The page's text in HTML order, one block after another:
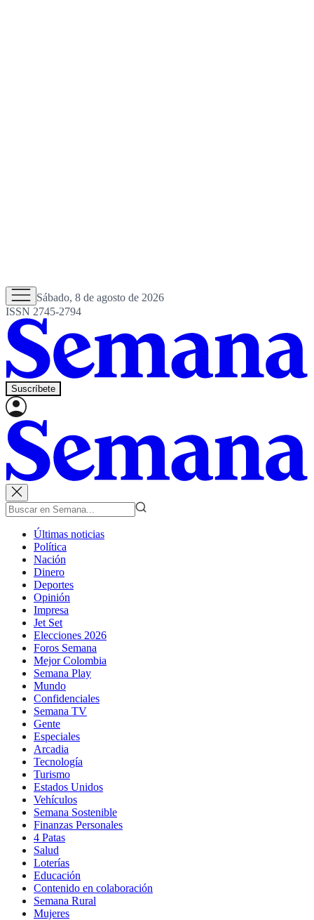
Sábado, 8 de agosto de 2026
ISSN 2745-2794
Suscríbete
Últimas noticias
Política
Nación
Dinero
Deportes
Opinión
Impresa
Jet Set
Elecciones 2026
Foros Semana
Mejor Colombia
Semana Play
Mundo
Confidenciales
Semana TV
Gente
Especiales
Arcadia
Tecnología
Turismo
Estados Unidos
Vehículos
Semana Sostenible
Finanzas Personales
4 Patas
Salud
Loterías
Educación
Contenido en colaboración
Semana Rural
Mujeres